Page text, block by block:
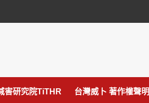
害研究院TiTHR 台灣威卜 著作權聲明